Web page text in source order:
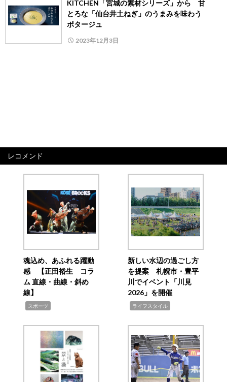
KITCHEN「宮城の素材シリーズ」から 甘
とろな「仙台井土ねぎ」のうまみを味わう
ポタージュ
2023年12月3日
レコメンド
魂込め、あふれる躍動
感 【正田裕生 コラ
ム 直線・曲線・斜め
線】
スポーツ
新しい水辺の過ごし方
を提案 札幌市・豊平
川でイベント「川見
2026」を開催
ライフスタイル